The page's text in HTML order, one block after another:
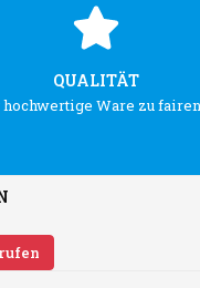
QUALITÄT
Ware zu